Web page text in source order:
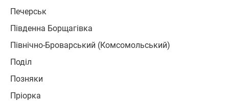
Печерськ
Південна Борщагівка
Північно-Броварський (Комсомольський)
Поділ
Позняки
Пріорка